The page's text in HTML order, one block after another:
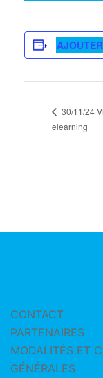
30/11/24
elearning
CONTACT
PARTENAIRES
MODALITÉS ET
GÉNÉRALES